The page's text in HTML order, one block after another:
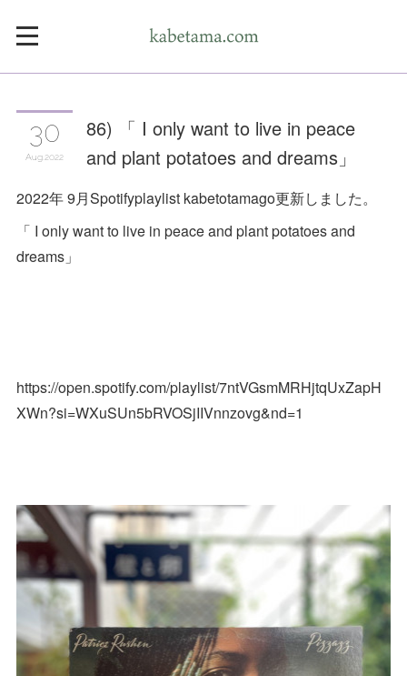
30
Aug 2022
86) 「 I only want to live in peace
and plant potatoes and dreams」
2022年 9月Spotifyplaylist kabetotamago更新しました。
「 I only want to live in peace and plant potatoes and
dreams」
https://open.spotify.com/playlist/7ntVGsmMRHjtqUxZapH
XWn?si=WXuSUn5bRVOSjIIVnnzovg&nd=1